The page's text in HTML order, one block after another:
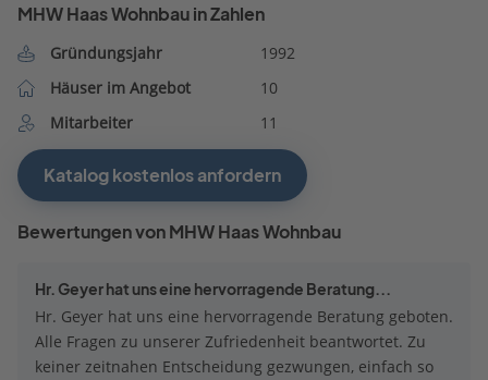
MHW Haas Wohnbau in Zahlen
Gründungsjahr
1992
Häuser im Angebot
10
Mitarbeiter
11
Katalog kostenlos anfordern
Bewertungen von MHW Haas Wohnbau
Hr. Geyer hat uns eine hervorragende Beratung...
Hr. Geyer hat uns eine hervorragende Beratung geboten.
Alle Fragen zu unserer Zufriedenheit beantwortet. Zu
keiner zeitnahen Entscheidung gezwungen, einfach so